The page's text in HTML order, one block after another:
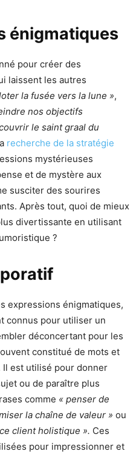
énigmatiques
pour créer des
laissent les autres
la fusée vers la lune »,
nos objectifs
le saint graal du
recherche de la stratégie
mystérieuses
et de mystère aux
susciter des sourires
Après tout, quoi de mieux
divertissante en utilisant
?
expressions énigmatiques,
connus pour utiliser un
déconcertant pour les
constitué de mots et
Il est utilisé pour donner
ou de paraître plus
comme « penser de
la chaîne de valeur » ou
client holistique ». Ces
pour impressionner et